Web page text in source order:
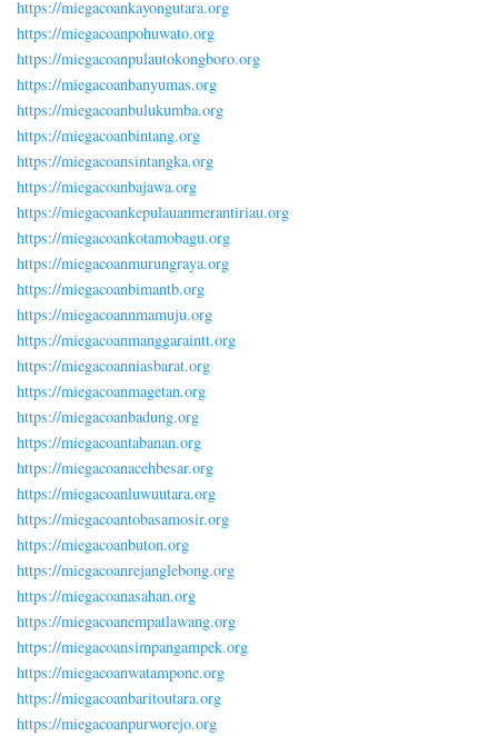
https://miegacoankayongutara.org
https://miegacoanpohuwato.org
https://miegacoanpulautokongboro.org
https://miegacoanbanyumas.org
https://miegacoanbulukumba.org
https://miegacoanbintang.org
https://miegacoansintangka.org
https://miegacoanbajawa.org
https://miegacoankepulauanmerantiriau.org
https://miegacoankotamobagu.org
https://miegacoanmurungraya.org
https://miegacoanbimantb.org
https://miegacoannmamuju.org
https://miegacoanmanggaraintt.org
https://miegacoanniasbarat.org
https://miegacoanmagetan.org
https://miegacoanbadung.org
https://miegacoantabanan.org
https://miegacoanacehbesar.org
https://miegacoanluwuutara.org
https://miegacoantobasamosir.org
https://miegacoanbuton.org
https://miegacoanrejanglebong.org
https://miegacoanasahan.org
https://miegacoanempatlawang.org
https://miegacoansimpangampek.org
https://miegacoanwatampone.org
https://miegacoanbaritoutara.org
https://miegacoanpurworejo.org